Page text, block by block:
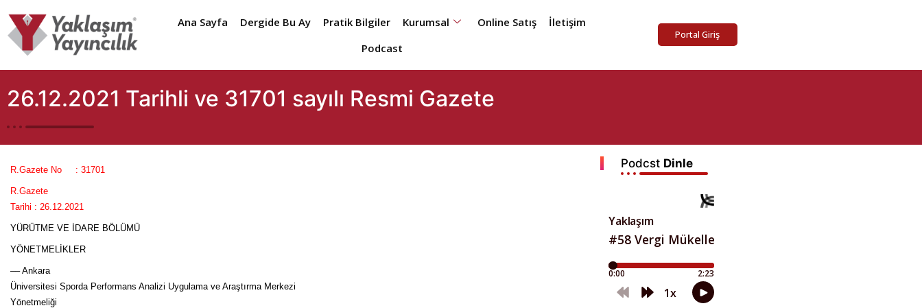
Ana Sayfa Dergide Bu Ay Pratik Bilgiler Kurumsal Online Satış
İletişim
Podcast
Portal Giriş
26.12.2021 Tarihli ve 31701 sayılı Resmi Gazete
R.Gazete No : 31701
R.Gazete
Tarihi : 26.12.2021
YÜRÜTME VE İDARE BÖLÜMÜ
YÖNETMELİKLER
–– Ankara
Üniversitesi Sporda Performans Analizi Uygulama ve Araştırma Merkezi
Yönetmeliği
Podcst Dinle